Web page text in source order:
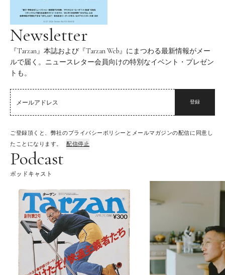
Newsletter
『Tarzan』本誌および『Tarzan Web』にまつわる最新情報がメー
ルで届く。ニュースレター会員向けの特別なイベント・プレゼン
トも。
登録
ご登録頂くと、弊社のプライバシーポリシーとメールマガジンの配信に同意し
たことになります。
配信停止
Podcast
ポッドキャスト